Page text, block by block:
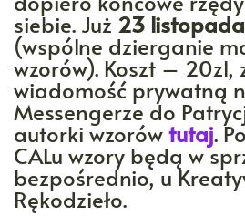
siebie. Już 23
(wspólne dzierganie
wzorów). Koszt – 20zl,
wiadomość prywatną
Messengerze do
autorki wzorówtutaj.
CALu wzory będą w
bezpośrednio, u
Rękodzieło.